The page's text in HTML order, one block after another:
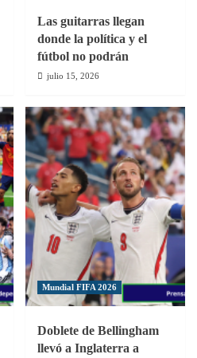
Las guitarras llegan
donde la política y el
fútbol no podrán
julio 15, 2026
Mundial FIFA 2026
Doblete de Bellingham
llevó a Inglaterra a